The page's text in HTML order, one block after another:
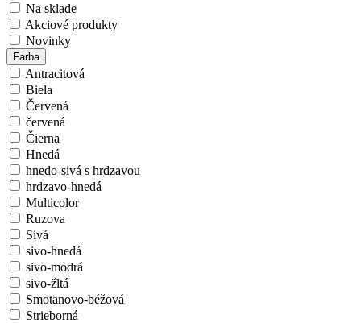
Na sklade
Akciové produkty
Novinky
Farba
Antracitová
Biela
Červená
červená
Čierna
Hnedá
hnedo-sivá s hrdzavou
hrdzavo-hnedá
Multicolor
Ruzova
Sivá
sivo-hnedá
sivo-modrá
sivo-žltá
Smotanovo-béžová
Strieborná